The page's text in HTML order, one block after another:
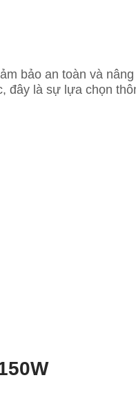
bảo an toàn và
đây là sự lựa chọn